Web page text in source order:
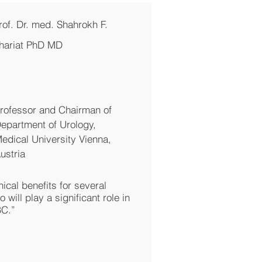
Dr. med. Shahrokh F.
PhD MD
and Chairman of
of Urology,
University Vienna,
benefits for several
will play a significant role in